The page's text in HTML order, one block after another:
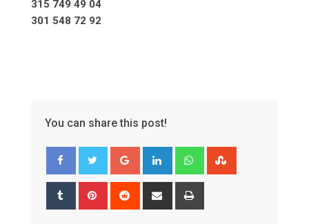
315 749 49 04
301 548 72 92
You can share this post!
Google+ LinkedIn Whatsapp
Tumblr Pinterest Reddit
Share